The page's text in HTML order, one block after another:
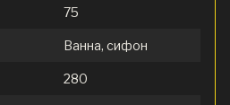
75
Ванна, сифон
280